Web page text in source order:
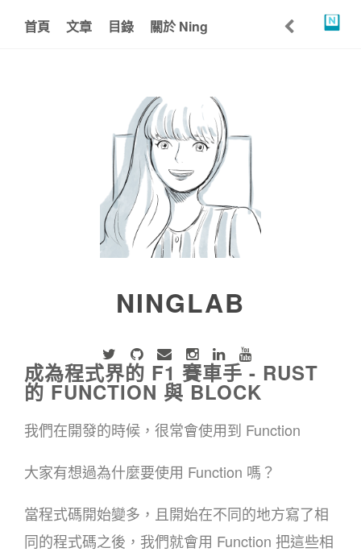
NINGLAB
首頁 文章 目錄 關於 Ning
成為程式界的 F1 賽車手 - RUST
的 FUNCTION 與 BLOCK
我們在開發的時候，很常會使用到 Function
大家有想過為什麼要使用 Function 嗎？
當程式碼開始變多，且開始在不同的地方寫了相
同的程式碼之後，我們就會用 Function 把這些相